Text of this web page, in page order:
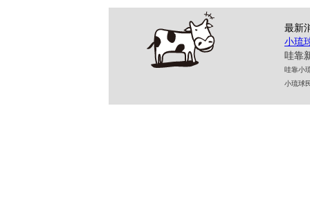
最新
小琉
哇靠
哇靠小
小琉球